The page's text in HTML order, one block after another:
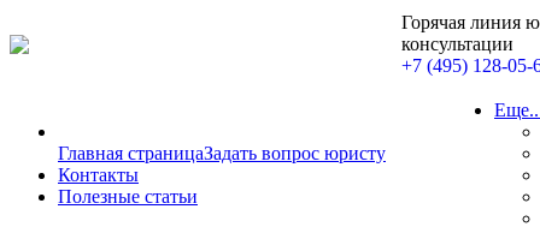
Горячая линия
консультации
+7 (495) 128-05-
Главная страницаЗадать вопрос юристу
Контакты
Полезные статьи